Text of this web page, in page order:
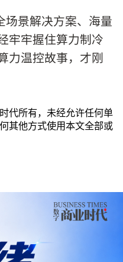
场景解决方案、海量
牢牢握住算力制冷
力温控故事，才刚
代所有，未经允许任何单
其他方式使用本文全部或